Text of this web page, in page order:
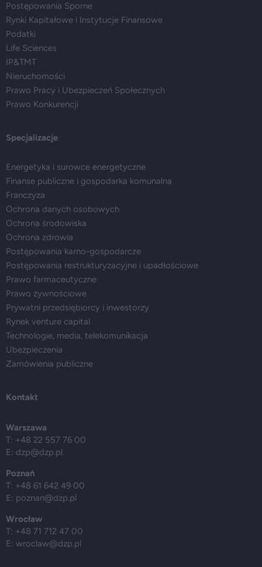
Postępowania Sporne
Rynki Kapitałowe i Instytucje Finansowe
Podatki
Life Sciences
IP&TMT
Nieruchomości
Prawo Pracy i Ubezpieczeń Społecznych
Prawo Konkurencji
Specjalizacje
Energetyka i surowce energetyczne
Finanse publiczne i gospodarka komunalna
Franczyza
Ochrona danych osobowych
Ochrona środowiska
Ochrona zdrowia
Postępowania karno-gospodarcze
Postępowania restrukturyzacyjne i upadłościowe
Prawo farmaceutyczne
Prawo żywnościowe
Prywatni przedsiębiorcy i inwestorzy
Rynek venture capital
Technologie, media, telekomunikacja
Ubezpieczenia
Zamówienia publiczne
Kontakt
Warszawa
T: +48 22 557 76 00
E: dzp@dzp.pl
Poznań
T: +48 61 642 49 00
E: poznan@dzp.pl
Wrocław
T: +48 71 712 47 00
E: wroclaw@dzp.pl